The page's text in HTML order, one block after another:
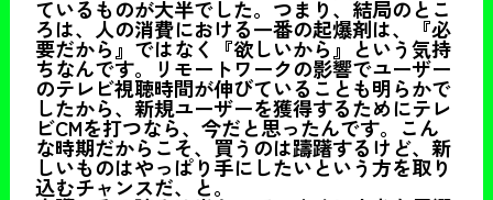
ているものが大半でした。つまり、結局のとこ
ろは、人の消費における一番の起爆剤は、『必
要だから』ではなく『欲しいから』という気持
ちなんです。リモートワークの影響でユーザー
のテレビ視聴時間が伸びていることも明らかで
したから、新規ユーザーを獲得するためにテレ
ビCMを打つなら、今だと思ったんです。こん
な時期だからこそ、買うのは躊躇するけど、新
しいものはやっぱり手にしたいという方を取り
込むチャンスだ、と。